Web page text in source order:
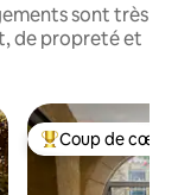
sont très
de propreté et
Coups de cœur
Coup de cœur